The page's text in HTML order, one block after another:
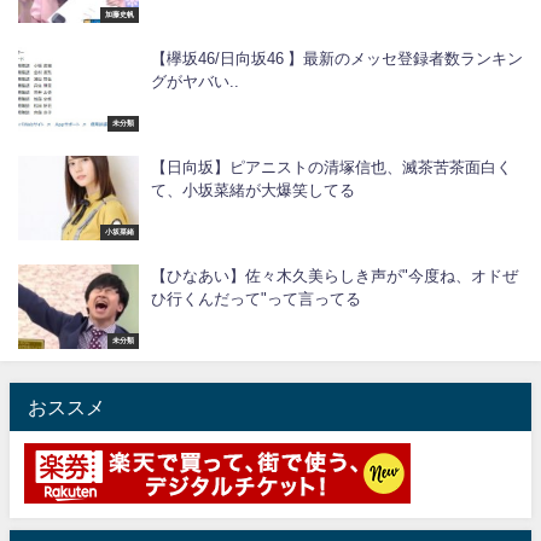
加藤史帆
未分類
【欅坂46/日向坂46 】最新のメッセ登録者数ランキン
グがヤバい..
小坂菜緒
【日向坂】ピアニストの清塚信也、滅茶苦茶面白く
て、小坂菜緒が大爆笑してる
未分類
【ひなあい】佐々木久美らしき声が"今度ね、オドぜ
ひ行くんだって"って言ってる
おススメ